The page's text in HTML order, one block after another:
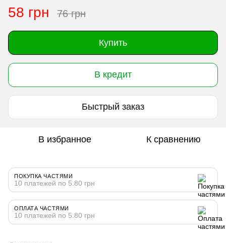
58 грн 76 грн
Купить
В кредит
Быстрый заказ
В избранное К сравнению
ПОКУПКА ЧАСТЯМИ
10 платежей по 5.80 грн
ОПЛАТА ЧАСТЯМИ
10 платежей по 5.80 грн